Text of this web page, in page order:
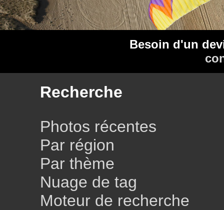
Besoin d'un
Recherche
Photos récentes
Par région
Par thème
Nuage de tag
Moteur de recherche